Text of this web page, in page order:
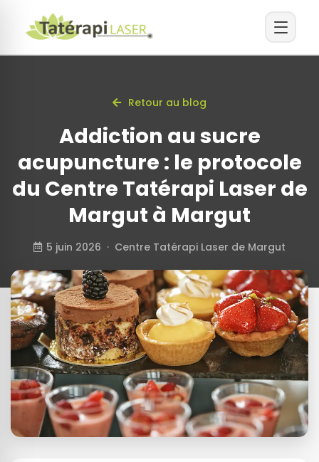
Retour au blog
Addiction au sucre
acupuncture : le protocole
du Centre Tatérapi Laser de
Margut à Margut
5 juin 2026 · Centre Tatérapi Laser de Margut